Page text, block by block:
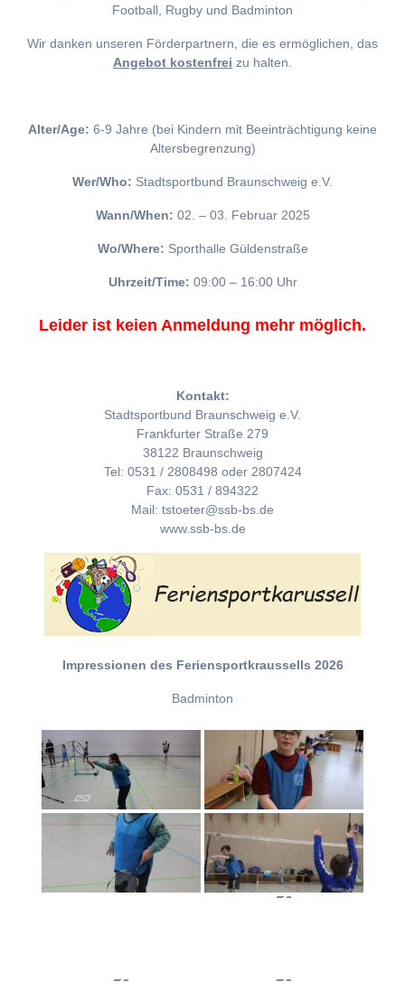
Football, Rugby und Badminton
Wir danken unseren Förderpartnern, die es ermöglichen, das
Angebot kostenfrei zu halten.
Alter/Age: 6-9 Jahre (bei Kindern mit Beeinträchtigung keine
Altersbegrenzung)
Wer/Who: Stadtsportbund Braunschweig e.V.
Wann/When: 02. – 03. Februar 2025
Wo/Where: Sporthalle Güldenstraße
Uhrzeit/Time: 09:00 – 16:00 Uhr
Leider ist keien Anmeldung mehr möglich.
Kontakt:
Stadtsportbund Braunschweig e.V.
Frankfurter Straße 279
38122 Braunschweig
Tel: 0531 / 2808498 oder 2807424
Fax: 0531 / 894322
Mail: tstoeter@ssb-bs.de
www.ssb-bs.de
Impressionen des Feriensportkraussells 2026
Badminton